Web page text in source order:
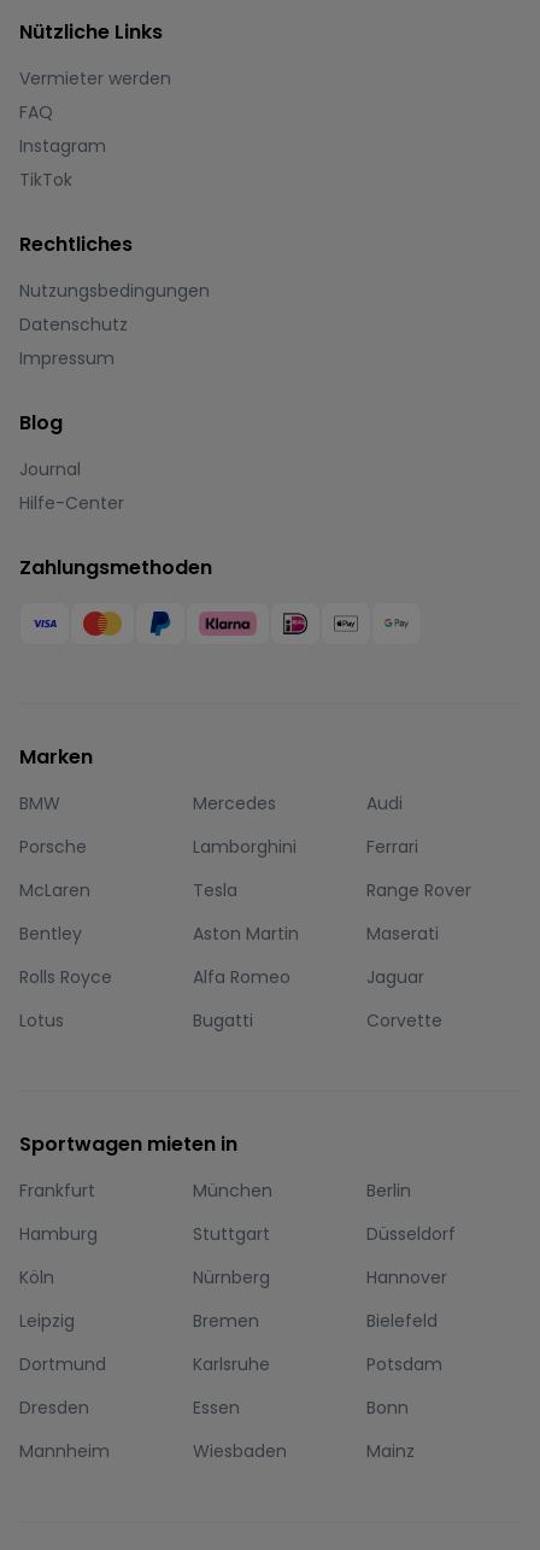
Nützliche Links
Vermieter werden
FAQ
Instagram
TikTok
Rechtliches
Nutzungsbedingungen
Datenschutz
Impressum
Blog
Journal
Hilfe-Center
Zahlungsmethoden
Marken
BMW Mercedes
Audi
Porsche
Lamborghini
Ferrari
McLaren
Tesla
Range Rover
Bentley
Aston Martin
Maserati
Rolls Royce
Alfa Romeo
Jaguar
Lotus
Bugatti Corvette
Sportwagen mieten in
Frankfurt München
Berlin
Hamburg
Stuttgart
Düsseldorf
Köln
Nürnberg
Hannover
Leipzig
Bremen
Bielefeld
Dortmund
Karlsruhe
Potsdam
Dresden
Essen
Bonn
Mannheim
Wiesbaden Mainz